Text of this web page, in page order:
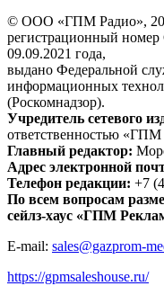
© ООО «ГПМ Радио»,
регистрационный
09.09.2021 года,
выдано Федеральной
информационных
(Роскомнадзор).
Учредитель сетевого
ответственностью «ГПМ
Главный редактор:
Адрес электронной
Телефон редакции: +7
По всем вопросам
сейлз-хаус «ГПМ
E-mail: sales@gazprom-
https://gpmsaleshouse.ru/